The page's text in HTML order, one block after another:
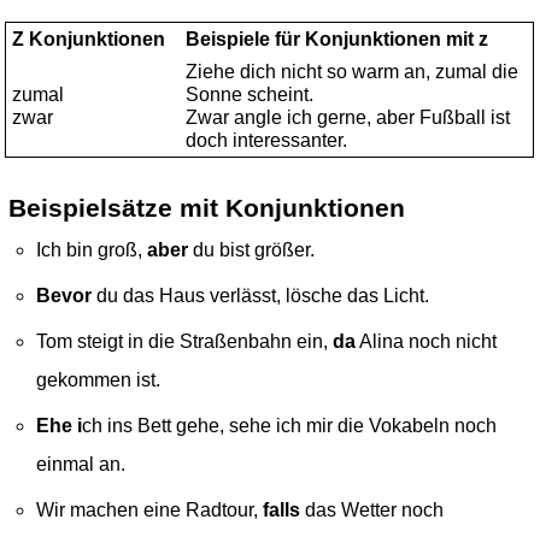
Z Konjunktionen Beispiele für Konjunktionen mit z
zumal
zwar
Ziehe dich nicht so warm an, zumal die
Sonne scheint.
Zwar angle ich gerne, aber Fußball ist
doch interessanter.
Beispielsätze mit Konjunktionen
Ich bin groß, aberdu bist größer.
Bevor du das Haus verlässt, lösche das Licht.
Tom steigt in die Straßenbahn ein,daAlina noch nicht
gekommen ist.
Ehe ich ins Bett gehe, sehe ich mir die Vokabeln noch
einmal an.
Wir machen eine Radtour,falls das Wetter noch